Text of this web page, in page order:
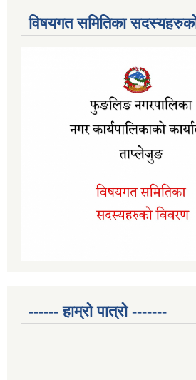
विषयगत समितिका
------ हाम्रो पात्रो -------